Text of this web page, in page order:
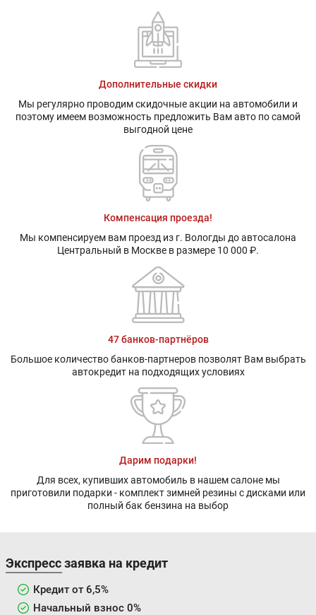
Дополнительные скидки
Мы регулярно проводим скидочные акции на автомобили и
поэтому имеем возможность предложить Вам авто по самой
выгодной цене
Компенсация проезда!
Мы компенсируем вам проезд из г. Вологды до автосалона
Центральный в Москве в размере 10 000 ₽.
47 банков-партнёров
Большое количество банков-партнеров позволят Вам выбрать
автокредит на подходящих условиях
Дарим подарки!
Для всех, купивших автомобиль в нашем салоне мы
приготовили подарки - комплект зимней резины с дисками или
полный бак бензина на выбор
Экспресс заявка на кредит
Кредит от 6,5%
Начальный взнос 0%